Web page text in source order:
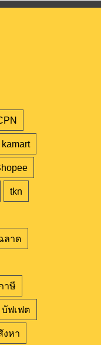
kamart
tkn
ลาด
าษี
บัฟเฟต
งหา